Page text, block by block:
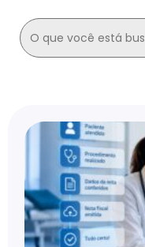
Search
for: